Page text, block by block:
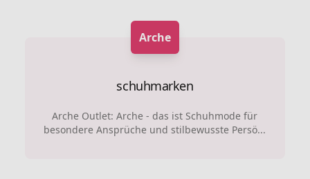
Arche
schuhmarken
Arche Outlet: Arche - das ist Schuhmode für
besondere Ansprüche und stilbewusste Persö...